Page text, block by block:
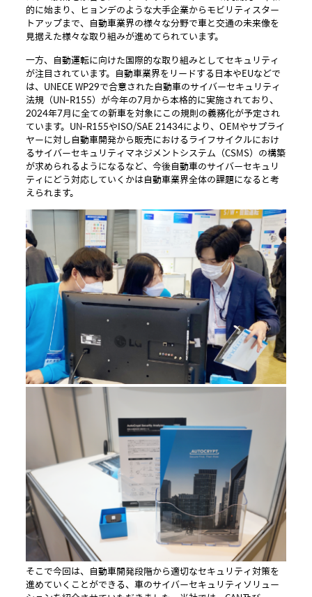
的に始まり、ヒョンデのような大手企業からモビリティスター
トアップまで、自動車業界の様々な分野で車と交通の未来像を
見据えた様々な取り組みが進めてられています。
一方、自動運転に向けた国際的な取り組みとしてセキュリティ
が注目されています。自動車業界をリードする日本やEUなどで
は、UNECE WP29で合意された自動車のサイバーセキュリティ
法規（UN-R155）が今年の7月から本格的に実施されており、
2024年7月に全ての新車を対象にこの規則の義務化が予定され
ています。UN-R155やISO/SAE 21434により、OEMやサプライ
ヤーに対し自動車開発から販売におけるライフサイクルにおけ
るサイバーセキュリティマネジメントシステム（CSMS）の構築
が求められるようになるなど、今後自動車のサイバーセキュリ
ティにどう対応していくかは自動車業界全体の課題になると考
えられます。
そこで今回は、自動車開発段階から適切なセキュリティ対策を
進めていくことができる、車のサイバーセキュリティソリュー